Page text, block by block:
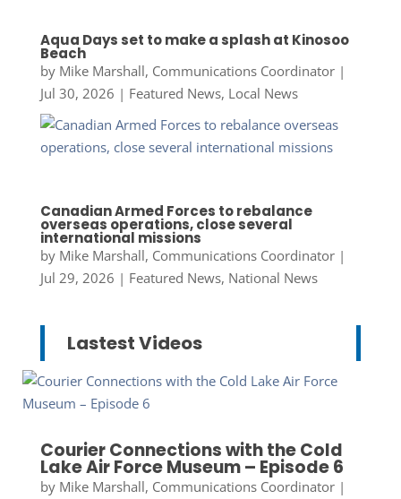
Aqua Days set to make a splash at Kinosoo
Beach
by Mike Marshall, Communications Coordinator|
Jul 30, 2026 | Featured News, Local News
Canadian Armed Forces to rebalance
overseas operations, close several
international missions
by Mike Marshall, Communications Coordinator|
Jul 29, 2026 | Featured News, National News
Lastest Videos
Courier Connections with the Cold
Lake Air Force Museum – Episode 6
by Mike Marshall, Communications Coordinator|